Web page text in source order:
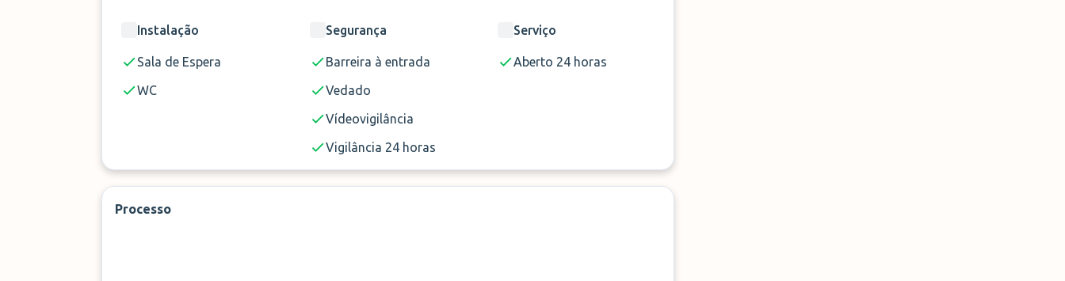
Instalação
Sala de Espera
WC
Segurança
Barreira à entrada
Vedado
Vídeovigilância
Vigilância 24 horas
Serviço
Aberto 24 horas
Processo